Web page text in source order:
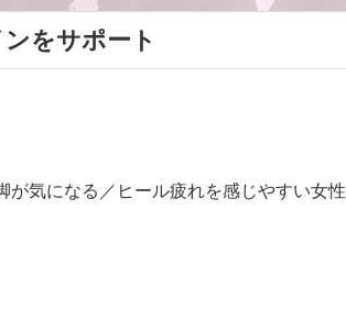
をサポート
が気になる／ヒール疲れを感じやすい女性